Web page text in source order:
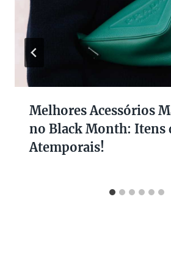
Melhores Acessórios
no Black Month: Itens
Atemporais!